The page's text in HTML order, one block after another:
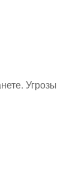
Угрозы